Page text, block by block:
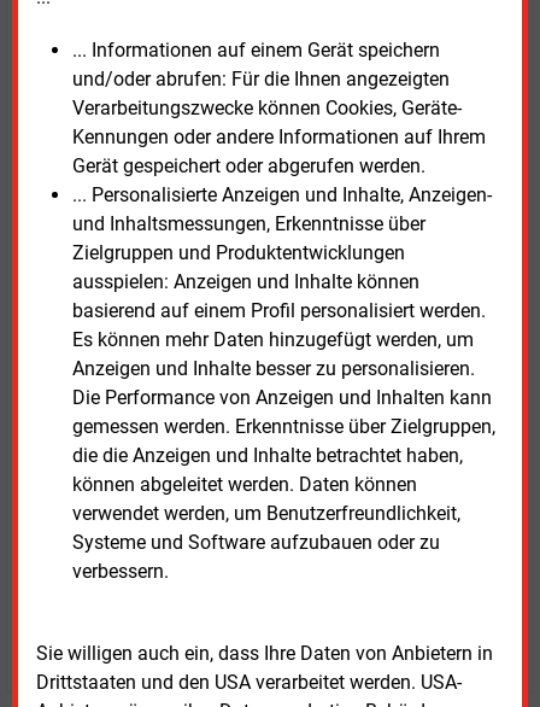
... Informationen auf einem Gerät speichern
und/oder abrufen: Für die Ihnen angezeigten
Verarbeitungszwecke können Cookies, Geräte-
Kennungen oder andere Informationen auf Ihrem
Gerät gespeichert oder abgerufen werden.
... Personalisierte Anzeigen und Inhalte, Anzeigen-
und Inhaltsmessungen, Erkenntnisse über
Zielgruppen und Produktentwicklungen
ausspielen: Anzeigen und Inhalte können
basierend auf einem Profil personalisiert werden.
Es können mehr Daten hinzugefügt werden, um
Anzeigen und Inhalte besser zu personalisieren.
Die Performance von Anzeigen und Inhalten kann
gemessen werden. Erkenntnisse über Zielgruppen,
die die Anzeigen und Inhalte betrachtet haben,
können abgeleitet werden. Daten können
verwendet werden, um Benutzerfreundlichkeit,
Systeme und Software aufzubauen oder zu
verbessern.
Sie willigen auch ein, dass Ihre Daten von Anbietern in
Drittstaaten und den USA verarbeitet werden. USA-
Hessen.
Im Verkehrssektor sind nach Angaben des Kraftfahrt-
Bundesamtes derzeit 2.085 wasserstoffbetriebene
Fahrzeuge zugelassen. Darunter befinden sich 1.583
Pkw, 175 Lkw und 253 Kraftomnibusse. Betankt
werden können die Fahrzeuge an 71
Wasserstofftankstellen.
Der Wasserstoffmonitor wird vom BDEW halbjährlich
aktualisiert. Nach Angaben des Verbandes soll das
Instrument künftig detailliertere Aussagen über
Trends und Entwicklungen des deutschen
Wasserstoffmarktes ermöglichen.
DerBDEW-Wasserstoffmonitorsteht im Internet
bereit.
Mittwoch, 17.06.2026, 12:42 Uhr
© 2026 Energie & Management GmbH